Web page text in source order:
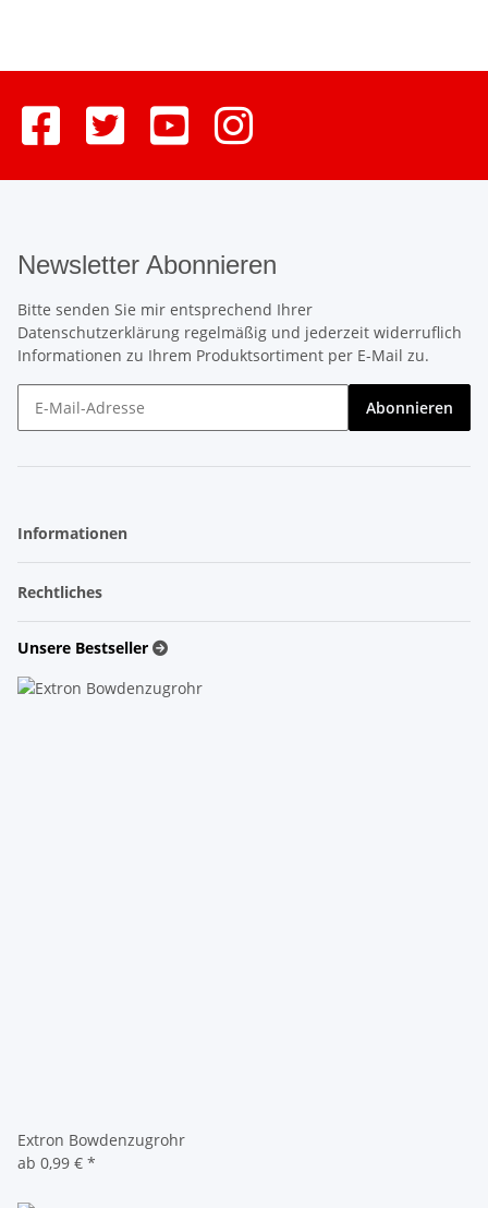
Newsletter Abonnieren
Bitte senden Sie mir entsprechend Ihrer
Datenschutzerklärung regelmäßig und jederzeit widerruflich
Informationen zu Ihrem Produktsortiment per E-Mail zu.
Abonnieren
Informationen
Rechtliches
Unsere Bestseller
Extron Bowdenzugrohr
ab 0,99 € *